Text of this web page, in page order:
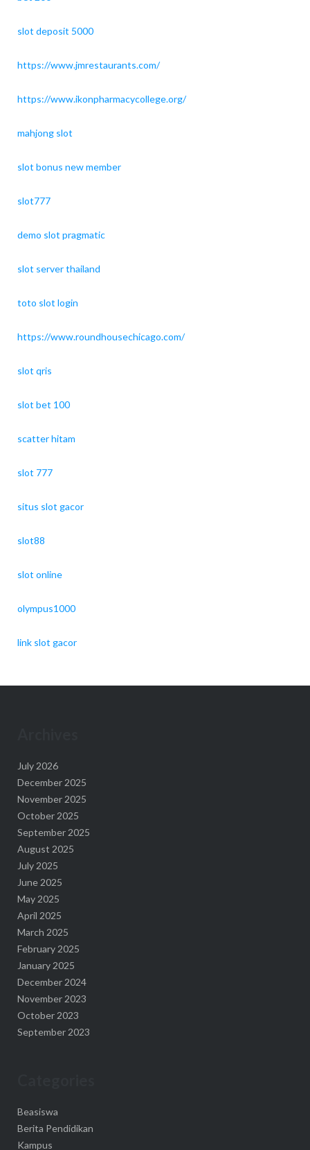
slot deposit 5000
https://www.jmrestaurants.com/
https://www.ikonpharmacycollege.org/
mahjong slot
slot bonus new member
slot777
demo slot pragmatic
slot server thailand
toto slot login
https://www.roundhousechicago.com/
slot qris
slot bet 100
scatter hitam
slot 777
situs slot gacor
slot88
slot online
olympus1000
link slot gacor
July 2026
December 2025
November 2025
October 2025
September 2025
August 2025
July 2025
June 2025
May 2025
April 2025
March 2025
February 2025
January 2025
December 2024
November 2023
October 2023
September 2023
Beasiswa
Berita Pendidikan
Kampus